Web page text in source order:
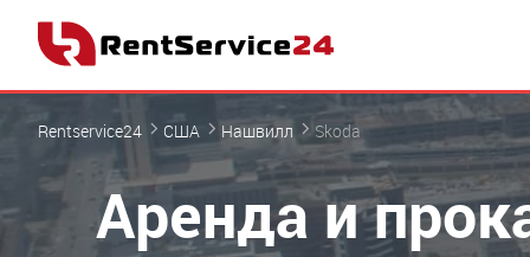
Rentservice24 США Нашвилл Skoda
Аренда и